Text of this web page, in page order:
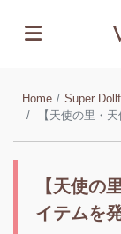
Home Super
【天使の里・
【天使の
イテムを